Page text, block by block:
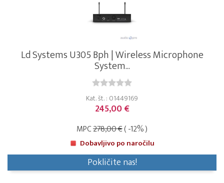
Ld Systems U305 Bph | Wireless Microphone
System...
Kat. št. : 01449169
245,00 €
MPC278,00 €( -12% )
Dobavljivo po naročilu
Pokličite nas!